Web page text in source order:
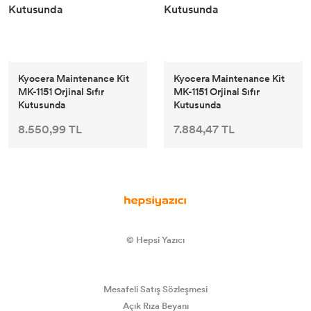
Kyocera Maintenance Kit
MK-1151 Orjinal Sıfır
Kutusunda
8.550,99 TL
Kyocera Maintenance Kit
MK-1151 Orjinal Sıfır
Kutusunda
7.884,47 TL
© Hepsi Yazıcı
Mesafeli Satış Sözleşmesi
Açık Rıza Beyanı